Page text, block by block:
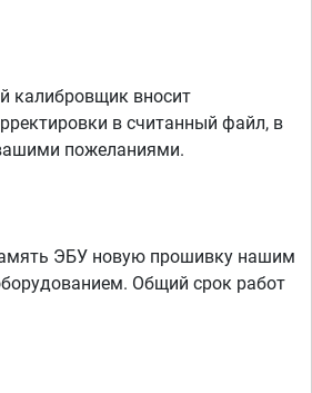
калибровщик вносит
в считанный файл, в
пожеланиями.
ЭБУ новую прошивку нашим
Общий срок работ